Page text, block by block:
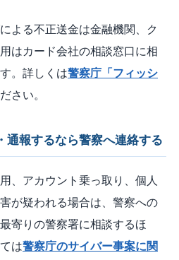
よる不正送金は金融機関、ク
はカード会社の相談窓口に相
。詳しくは警察庁「フィッシ
さい。
通報するなら警察へ連絡する
、アカウント乗っ取り、個人
が疑われる場合は、警察への
寄りの警察署に相談するほ
は警察庁のサイバー事案に関